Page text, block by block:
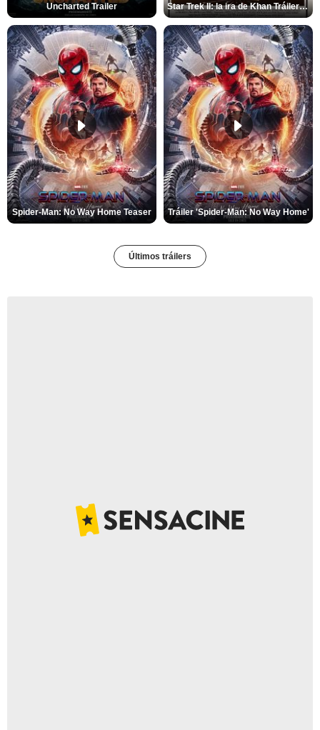
Uncharted Trailer Star Trek II: la ira de Khan Tráiler VO
Spider-Man: No Way Home Teaser Tráiler 'Spider-Man: No Way Home'
Últimos tráilers